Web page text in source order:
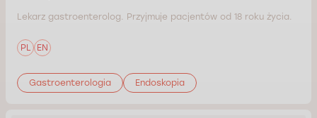
Lekarz gastroenterolog. Przyjmuje pacjentów od 18 roku życia.
PL EN
Gastroenterologia Endoskopia